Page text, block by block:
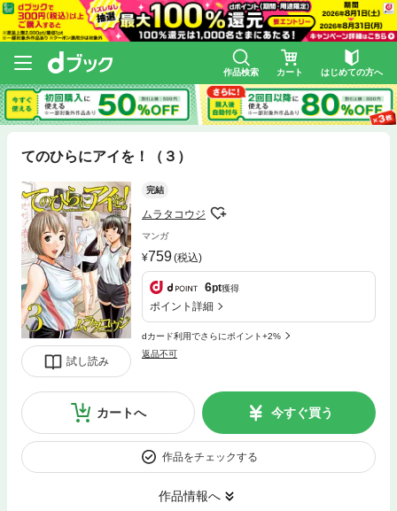
作品検索 カート はじめての方へ
てのひらにアイを！（３）
試し読み
完結
ムラタコウジ
マンガ
759(税込)
6pt獲得
ポイント詳細
dカード利用でさらにポイント+2%
返品不可
カートへ 今すぐ買う
作品をチェックする
作品情報へ